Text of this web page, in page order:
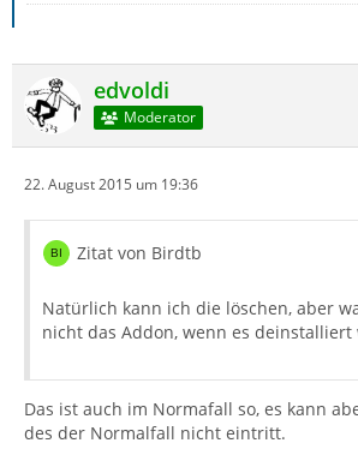
edvoldi
Moderator
22. August 2015 um 19:36
Zitat von Birdtb
Natürlich kann ich die löschen, aber
nicht das Addon, wenn es deinstalliert
Das ist auch im Normafall so, es kann
des der Normalfall nicht eintritt.